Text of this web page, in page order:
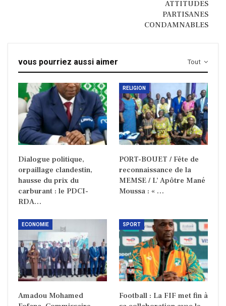
ATTITUDES
PARTISANES
CONDAMNABLES
Tout
vous pourriez aussi aimer
Dialogue politique,
orpaillage clandestin,
hausse du prix du
carburant : le PDCI-
RDA…
RELIGION
PORT-BOUET / Fête de
reconnaissance de la
MEMSE / L’ Apôtre Mané
Moussa : « …
ECONOMIE
Amadou Mohamed
SPORT
Football : La FIF met fin à